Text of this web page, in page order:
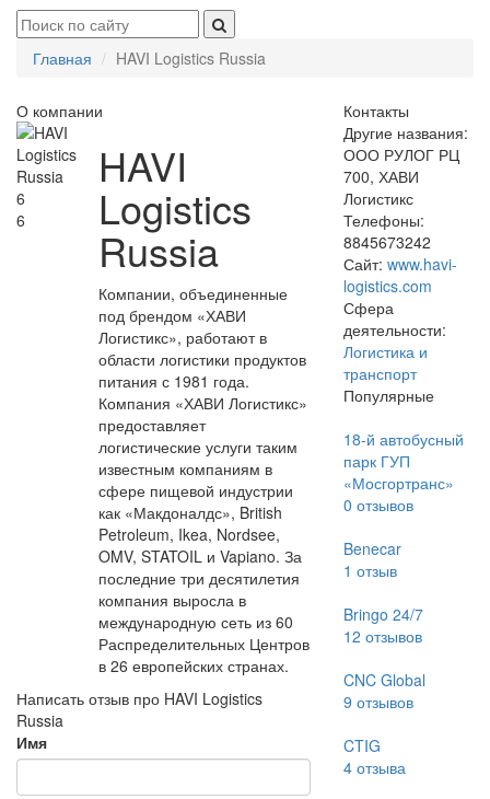
Главная HAVI Logistics Russia
О компании
6
6
HAVI
Logistics
Russia
Компании, объединенные
под брендом «ХАВИ
Логистикс», работают в
области логистики продуктов
питания с 1981 года.
Компания «ХАВИ Логистикс»
предоставляет
логистические услуги таким
известным компаниям в
сфере пищевой индустрии
как «Макдоналдс», British
Petroleum, Ikea, Nordsee,
OMV, STATOIL и Vapiano. За
последние три десятилетия
компания выросла в
международную сеть из 60
Распределительных Центров
в 26 европейских странах.
Написать отзыв про HAVI Logistics
Russia
Имя
Контакты
Другие названия:
ООО РУЛОГ РЦ
700, ХАВИ
Логистикс
Телефоны:
8845673242
Сайт: www.havi-
logistics.com
Сфера
деятельности:
Логистика и
транспорт
Популярные
18-й автобусный
парк ГУП
«Мосгортранс»
0 отзывов
Benecar
1 отзыв
Bringo 24/7
12 отзывов
CNC Global
9 отзывов
CTIG
4отзыва